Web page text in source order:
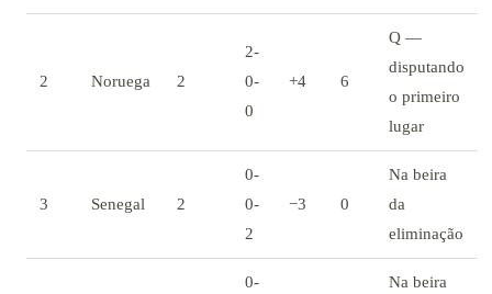
2 Noruega 2
2-
0-
0
+4 6
Q —
disputando
o primeiro
lugar
3 Senegal 2
0-
0-
2
−3 0
Na beira
da
eliminação
0-
Na beira